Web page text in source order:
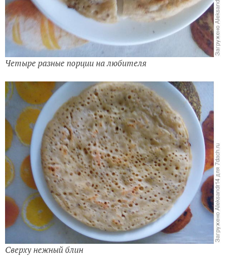
Четыре разные порции на любителя
Сверху нежный блин